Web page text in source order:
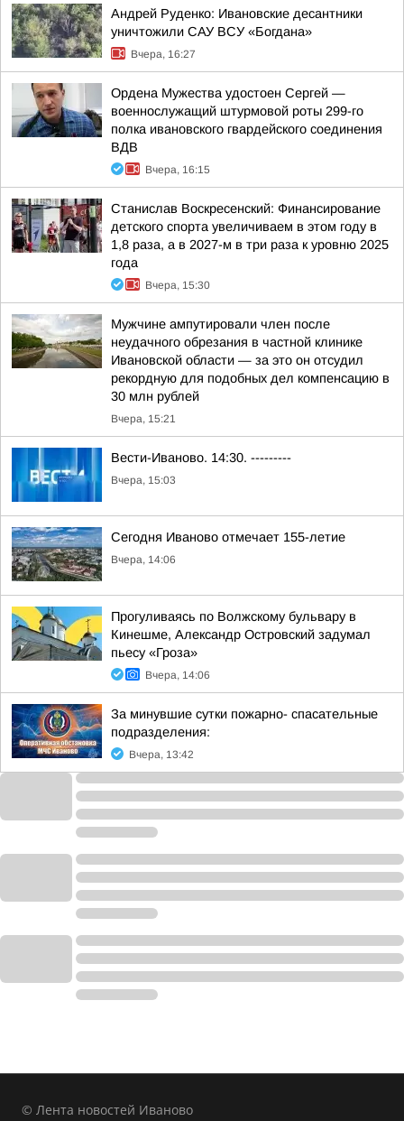
Андрей Руденко: Ивановские десантники
уничтожили САУ ВСУ «Богдана»
Вчера, 16:27
Ордена Мужества удостоен Сергей —
военнослужащий штурмовой роты 299-го
полка ивановского гвардейского соединения
ВДВ
Вчера, 16:15
Станислав Воскресенский: Финансирование
детского спорта увеличиваем в этом году в
1,8 раза, а в 2027-м в три раза к уровню 2025
года
Вчера, 15:30
Мужчине ампутировали член после
неудачного обрезания в частной клинике
Ивановской области — за это он отсудил
рекордную для подобных дел компенсацию в
30 млн рублей
Вчера, 15:21
Вести-Иваново. 14:30. ---------
Вчера, 15:03
Сегодня Иваново отмечает 155-летие
Вчера, 14:06
Прогуливаясь по Волжскому бульвару в
Кинешме, Александр Островский задумал
пьесу «Гроза»
Вчера, 14:06
За минувшие сутки пожарно- спасательные
подразделения:
Вчера, 13:42
© Лента новостей Иваново